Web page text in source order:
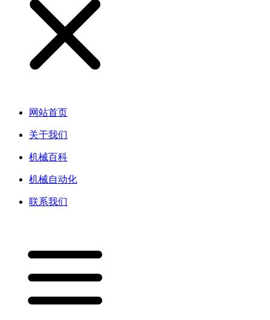
网站首页
关于我们
机械百科
机械自动化
联系我们